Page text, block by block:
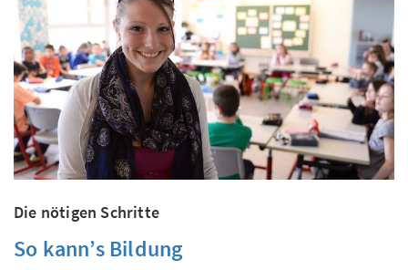
Die nötigen Schritte
So kann’s Bildung